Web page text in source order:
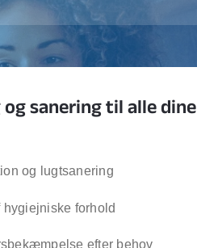
af haveaffald
af storskrald
af køkken
og sanering til alle dine
og lugtsanering
hygiejniske forhold
efter behov